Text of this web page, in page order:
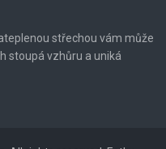
střechou vám může
stoupá vzhůru a uniká